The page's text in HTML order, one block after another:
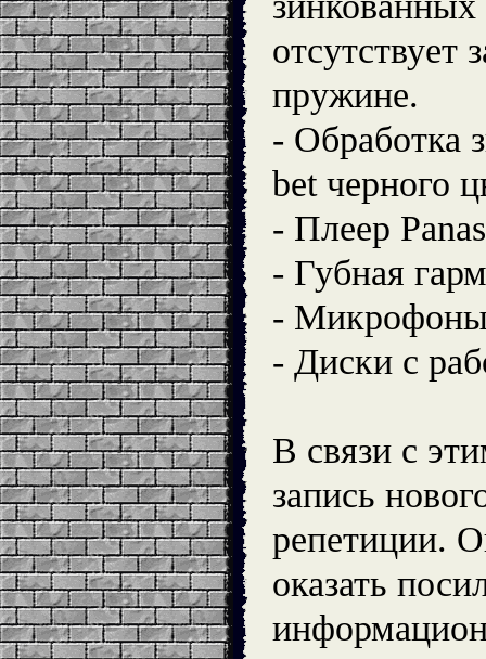
отсутствует
пружине.
- Обработка
bet черного
- Плеер
- Губная
-
- Диски с
В связи с
запись
репетиции.
оказать